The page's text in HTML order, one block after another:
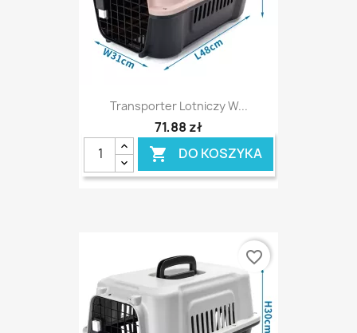
Transporter Lotniczy W...
71,88 zł
 DO KOSZYKA
favorite_border